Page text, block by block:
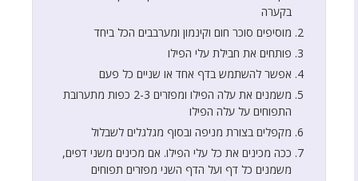
בקערה
מוסיפים סוכר חום וקינמון ומערבבים הכל ביחד
פותחים את חבילת עלי הפילו
אפשר להשתמש בדף אחד או שניים כל פעם
משמנים את עלה הפילו ומפזרים 2-3 כפות מתערובת
התפוחים על עלה הפילו
מקפלים בצורת מניפה ובסוף מגלגלים לשבלול
ככה מכינים את כל עלי הפילו. אם מכינים משני דפים,
משמנים כל דף ועל הדף השני מפזרים תפוחים